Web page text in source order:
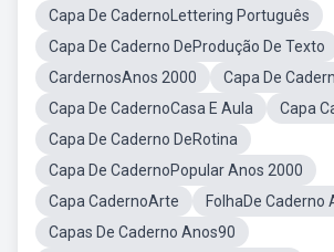
Capa De CadernoLettering Português
Capa De Caderno DeProdução De Texto
CardernosAnos 2000
Capa De
Capa De CadernoCasa E Aula
Capa
Capa De Caderno DeRotina
Capa De CadernoPopular Anos 2000
Capa CadernoArte
FolhaDe Caderno
Capas De Caderno Anos90